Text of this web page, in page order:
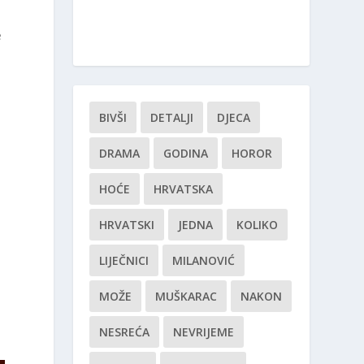
BIVŠI DETALJI DJECA
DRAMA GODINA HOROR
HOĆE HRVATSKA
HRVATSKI JEDNA KOLIKO
LIJEČNICI MILANOVIĆ
MOŽE MUŠKARAC NAKON
NESREĆA NEVRIJEME